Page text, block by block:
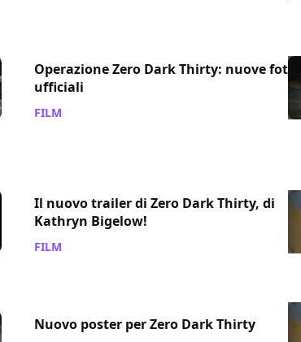
Operazione Zero Dark Thirty: nuove foto
ufficiali
FILM
Il nuovo trailer di Zero Dark Thirty, di
Kathryn Bigelow!
FILM
Nuovo poster per Zero Dark Thirty